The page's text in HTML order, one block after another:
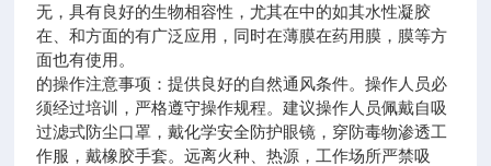
无，具有良好的生物相容性，尤其在中的如其水性凝胶
在、和方面的有广泛应用，同时在薄膜在药用膜，膜等方
面也有使用。
的操作注意事项：提供良好的自然通风条件。操作人员必
须经过培训，严格遵守操作规程。建议操作人员佩戴自吸
过滤式防尘口罩，戴化学安全防护眼镜，穿防毒物渗透工
作服，戴橡胶手套。远离火种、热源，工作场所严禁吸